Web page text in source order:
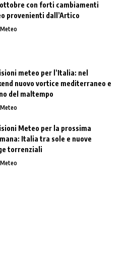
con forti cambiamenti
provenienti dall’Artico
meteo per l’Italia: nel
nuovo vortice mediterraneo e
del maltempo
Meteo per la prossima
Italia tra sole e nuove
torrenziali